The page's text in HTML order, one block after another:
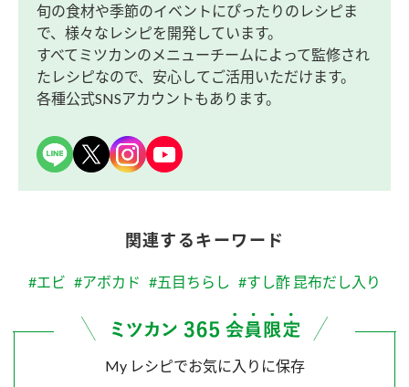
旬の食材や季節のイベントにぴったりのレシピま
で、様々なレシピを開発しています。
すべてミツカンのメニューチームによって監修され
たレシピなので、安心してご活用いただけます。
各種公式SNSアカウントもあります。
関連するキーワード
#エビ #アボカド #五目ちらし #すし酢 昆布だし入り
My レシピでお気に入りに保存